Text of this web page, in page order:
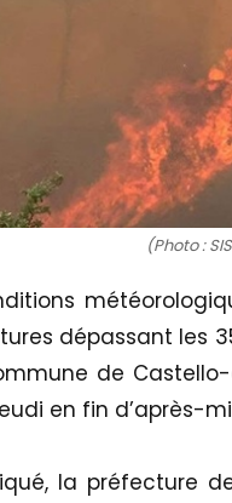
(Photo :
dépassant les
de
en fin d’après-
la préfecture